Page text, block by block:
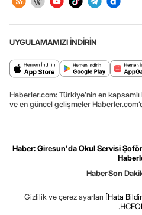
UYGULAMAMIZI İNDİRİN
Haberler.com: Türkiye’nin en
ve en güncel gelişmeler
Haber: Giresun'da Okul Servisi
HaberSon
Gizlilik ve çerez ayarları [Hata